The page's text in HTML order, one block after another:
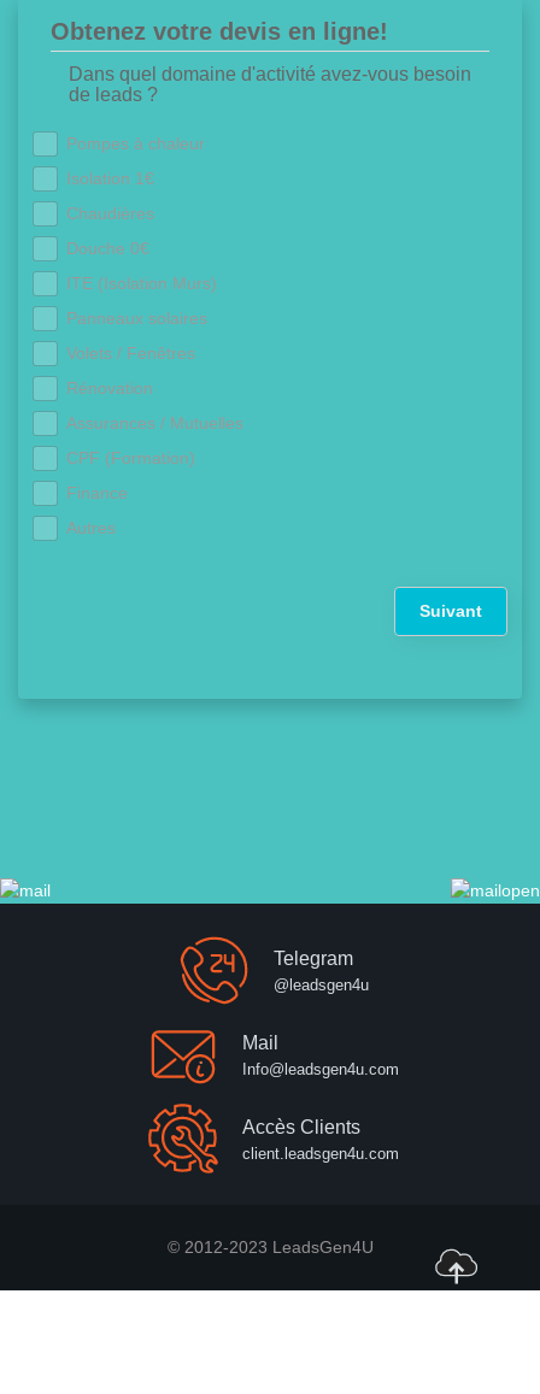
Obtenez votre devis en ligne!
Dans quel domaine d'activité avez-vous besoin
de leads ?
Pompes à chaleur
Isolation 1€
Chaudières
Douche 0€
ITE (Isolation Murs)
Panneaux solaires
Volets / Fenêtres
Rénovation
Assurances / Mutuelles
CPF (Formation)
Finance
Autres
Suivant
Telegram
@leadsgen4u
Mail
Info@leadsgen4u.com
Accès Clients
client.leadsgen4u.com
© 2012-2023 LeadsGen4U